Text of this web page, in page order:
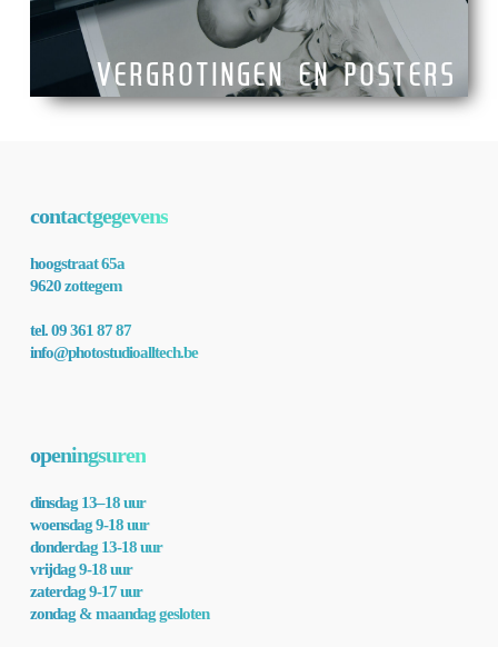
VERGROTINGEN EN POSTERS
contactgegevens
hoogstraat 65a
9620 zottegem
tel. 09 361 87 87
info@photostudioalltech.be
openingsuren
dinsdag 13–18 uur
woensdag 9-18 uur
donderdag 13-18 uur
vrijdag 9-18 uur
zaterdag 9-17 uur
zondag & maandag gesloten